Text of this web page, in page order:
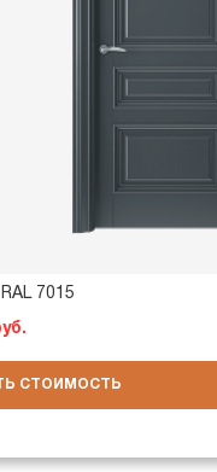
7015
СТОИМОСТЬ